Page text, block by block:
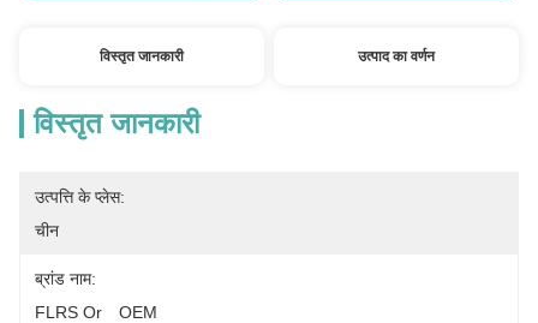
विस्तृत जानकारी उत्पाद का वर्णन
विस्तृत जानकारी
उत्पत्ति के प्लेस:
चीन
ब्रांड नाम:
FLRS Or　OEM